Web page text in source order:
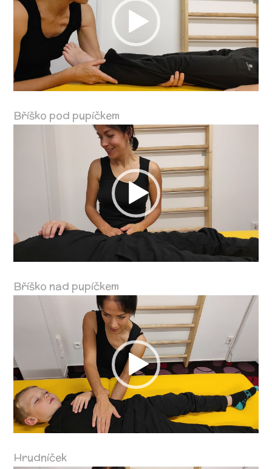
Bříško pod pupíčkem
Bříško nad pupíčkem
Video
přehrávač
Hrudníček